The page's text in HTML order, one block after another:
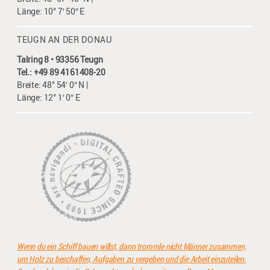
Länge: 10° 7′ 50″ E
TEUGN AN DER DONAU
Talring 8 • 93356 Teugn
Tel.: +49 89 4161408-20
Breite: 48° 54′ 0″ N |
Länge: 12° 1′ 0″ E
Wenn du ein Schiff bauen willst, dann trommle nicht Männer zusammen,
um Holz zu beschaffen, Aufgaben zu vergeben und die Arbeit einzuteilen.